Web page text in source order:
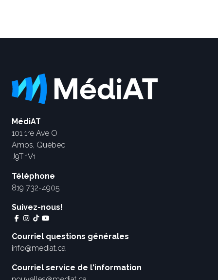
MédiAT
101 1re Ave O
Amos, Québec
J9T 1V1
Téléphone
819 732-4905
Suivez-nous!
Courriel questions générales
info@mediat.ca
Courriel service de l'information